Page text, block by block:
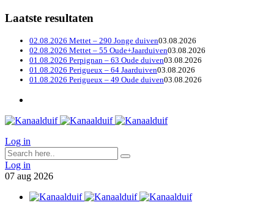
Laatste resultaten
02.08.2026 Mettet – 290 Jonge duiven03.08.2026
02.08.2026 Mettet – 55 Oude+Jaarduiven03.08.2026
01.08.2026 Perpignan – 63 Oude duiven03.08.2026
01.08.2026 Perigueux – 64 Jaarduiven03.08.2026
01.08.2026 Perigueux – 49 Oude duiven03.08.2026
Log in
Log in
07 aug 2026